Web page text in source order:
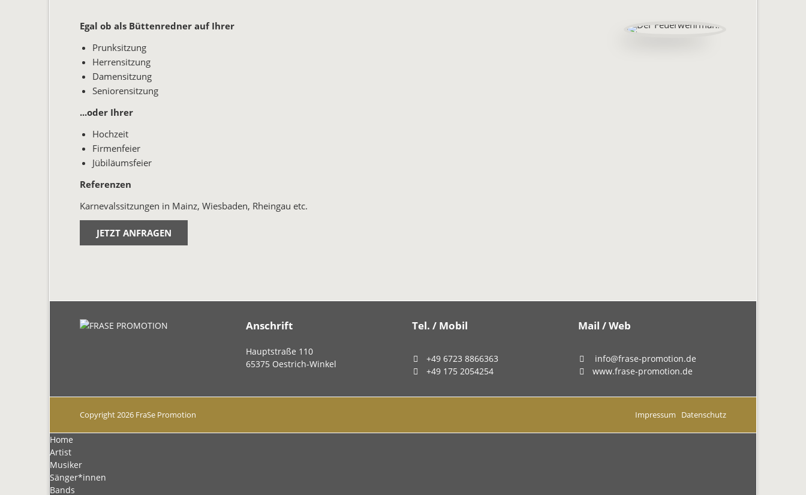
Egal ob als Büttenredner auf Ihrer
Prunksitzung
Herrensitzung
Damensitzung
Seniorensitzung
...oder Ihrer
Hochzeit
Firmenfeier
Jübiläumsfeier
Referenzen
Karnevalssitzungen in Mainz, Wiesbaden, Rheingau etc.
JETZT ANFRAGEN
Anschrift
Hauptstraße 110
65375 Oestrich-Winkel
Tel. / Mobil
+49 6723 8866363
+49 175 2054254
Mail / Web
info@frase-promotion.de
www.frase-promotion.de
Copyright 2026 FraSe Promotion Impressum Datenschutz
Navigation
überspringen
Home
Artist
Musiker
Sänger*innen
Bands